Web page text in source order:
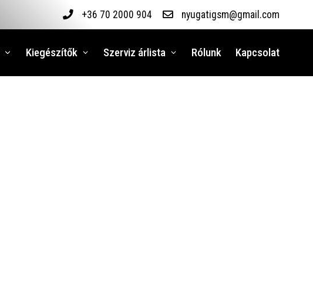
+36 70 2000 904 nyugatigsm@gmail.com
Kiegészítők Szerviz árlista Rólunk Kapcsolat